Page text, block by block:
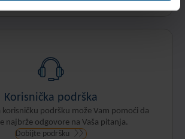
Korisnička podrška
korisničku podršku može Vam pomoći da
najbrže odgovore na Vaša pitanja.
Dobijte podršku